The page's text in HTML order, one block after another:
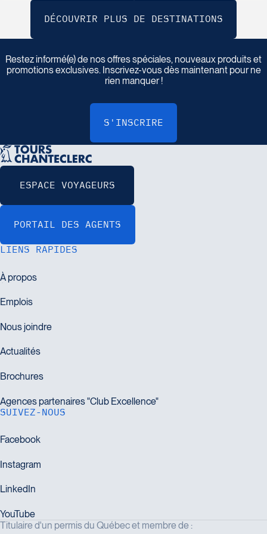
Insc ivez vous à n o tre inf lettre
Restez informé(e) de nos offres spéciales, nouveaux produits et
promotions exclusives. Inscrivez-vous dès maintenant pour ne
rien manquer !
LIENS RAPIDES
SUIVEZ-NOUS
Titulaire d'un permis du Québec et membre de :